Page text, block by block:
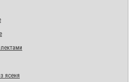
ясеня